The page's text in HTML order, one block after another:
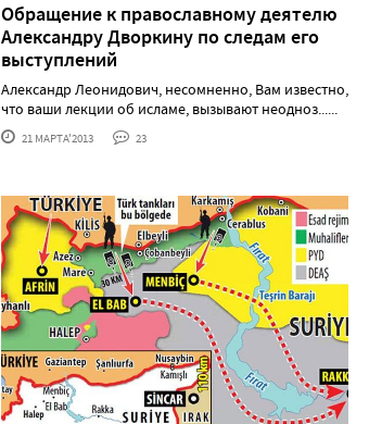
Обращение к православному деятелю
Александру Дворкину по следам его
выступлений
Александр Леонидович, несомненно, Вам известно,
что ваши лекции об исламе, вызывают неодноз......
21 МАРТА'2013 23